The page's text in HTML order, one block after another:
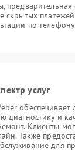
скрытых
по
услуг
обеспечивает
диагностику и
Клиенты
Также
для